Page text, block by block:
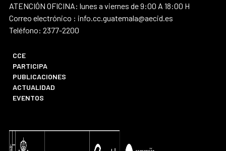
ATENCIÓN OFICINA: lunes a viernes de 9:00 A 18:00 H
Correo electrónico : info.cc.guatemala@aecid.es
Teléfono: 2377-2200
CCE
PARTICIPA
PUBLICACIONES
ACTUALIDAD
EVENTOS